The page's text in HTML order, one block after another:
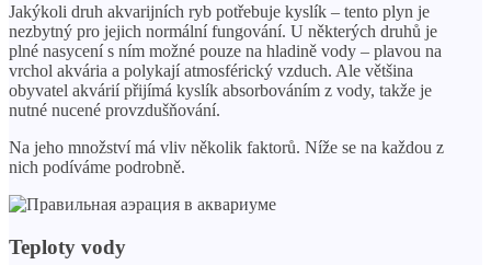
Jakýkoli druh akvarijních ryb potřebuje kyslík – tento plyn je
nezbytný pro jejich normální fungování. U některých druhů je
plné nasycení s ním možné pouze na hladině vody – plavou na
vrchol akvária a polykají atmosférický vzduch. Ale většina
obyvatel akvárií přijímá kyslík absorbováním z vody, takže je
nutné nucené provzdušňování.
Na jeho množství má vliv několik faktorů. Níže se na každou z
nich podíváme podrobně.
Teploty vody